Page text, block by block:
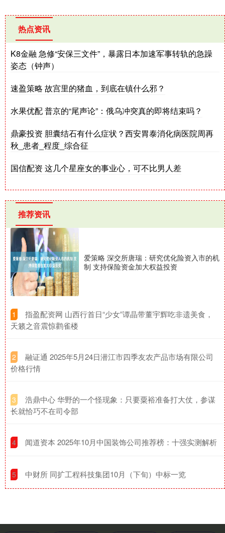
热点资讯
K8金融 急修“安保三文件”，暴露日本加速军事转轨的急躁
姿态（钟声）
速盈策略 故宫里的猪血，到底在镇什么邪？
水果优配 普京的“尾声论”：俄乌冲突真的即将结束吗？
鼎豪投资 胆囊结石有什么症状？西安胃泰消化病医院周再
秋_患者_程度_综合征
国信配资 这几个星座女的事业心，可不比男人差
推荐资讯
爱策略 深交所唐瑞：研究优化险资入市的机
制 支持保险资金加大权益投资
1
​指盈配资网 山西行首日“少女”谭晶带董宇辉吃非遗美食，
天籁之音震惊鹳雀楼
2
​融证通 2025年5月24日潜江市四季友农产品市场有限公司
价格行情
3
​浩鼎中心 华野的一个怪现象：只要粟裕准备打大仗，参谋
长就恰巧不在司令部
4 ​闻道资本 2025年10月中国装饰公司推荐榜：十强实测解析
5 ​中财所 同扩工程科技集团10月（下旬）中标一览